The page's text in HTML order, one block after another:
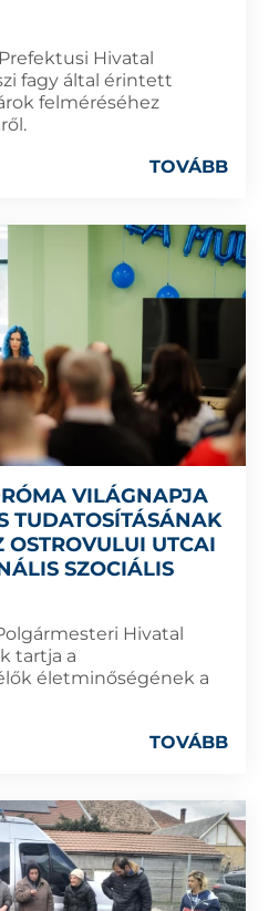
Hivatal
fagy által érintett
felméréséhez
TOVÁBB
VILÁGNAPJA
TUDATOSÍTÁSÁNAK
UTCAI
SZOCIÁLIS
Hivatal
tartja a
életminőségének a
TOVÁBB